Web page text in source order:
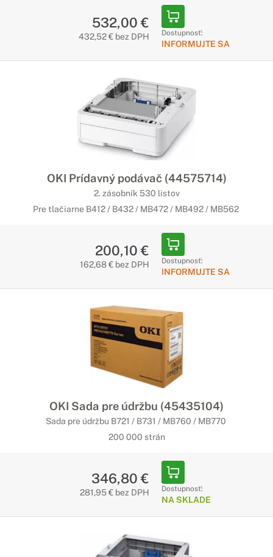
532,00 €
432,52 € bez DPH Dostupnosť:
INFORMUJTE SA
OKI Prídavný podávač (44575714)
2. zásobník 530 listov
Pre tlačiarne B412 / B432 / MB472 / MB492 / MB562
200,10 €
162,68 € bez DPH Dostupnosť:
INFORMUJTE SA
OKI Sada pre údržbu (45435104)
Sada pre údržbu B721 / B731 / MB760 / MB770
200 000 strán
346,80 €
281,95 € bez DPH Dostupnosť:
NA SKLADE